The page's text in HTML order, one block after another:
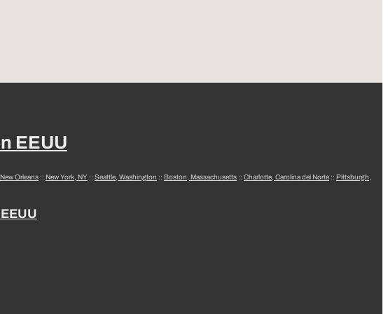
EEUU
New Orleans :: New York, NY :: Seattle, Washington :: Boston, Massachusetts :: Charlotte, Carolina del Norte :: Pittsburgh,